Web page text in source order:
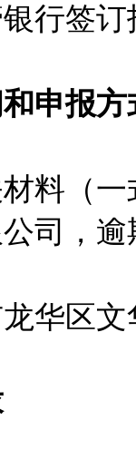
签订
申报方
（一
司，
区文